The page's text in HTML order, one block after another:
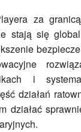
za
stają się
i
działań
działać